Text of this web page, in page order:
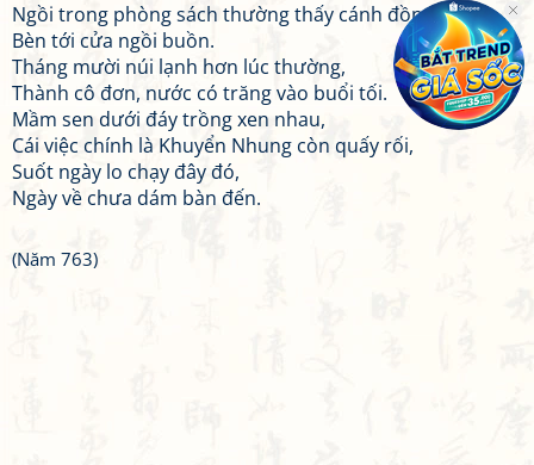
Ngồi trong phòng sách thường thấy cánh đồng,
Bèn tới cửa ngồi buồn.
Tháng mười núi lạnh hơn lúc thường,
Thành cô đơn, nước có trăng vào buổi tối.
Mầm sen dưới đáy trồng xen nhau,
Cái việc chính là Khuyển Nhung còn quấy rối,
Suốt ngày lo chạy đây đó,
Ngày về chưa dám bàn đến.
(Năm 763)